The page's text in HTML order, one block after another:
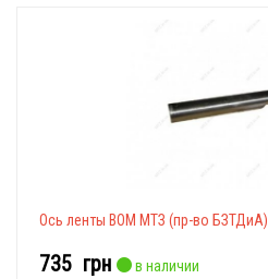
Ось ленты ВОМ МТЗ (пр-во БЗТДиА)
735 грн
в наличии